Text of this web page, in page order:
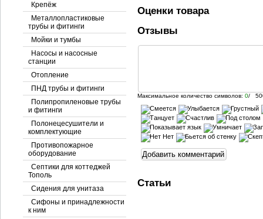
Крепёж
Металлопластиковые
трубы и фитинги
Мойки и тумбы
Насосы и насосные
станции
Отопление
ПНД трубы и фитинги
Полипропиленовые трубы
и фитинги
Полонецесушители и
комплектующие
Противопожарное
оборудование
Септики для коттеджей
Тополь
Сидения для унитаза
Сифоны и принадлежности
к ним
Оценки товара
Отзывы
Максимальное количество символов:0/
Статьи